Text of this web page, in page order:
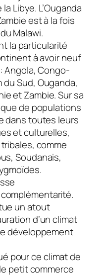
Libye. L’Ouganda
est à la fois
Malawi.
la particularité
à avoir neuf
Angola, Congo-
du Sud, Ouganda,
et Zambie. Sur sa
de populations
dans toutes leurs
et culturelles,
comme
Soudanais,
un atout
d’un climat
développement
ce climat de
petit commerce